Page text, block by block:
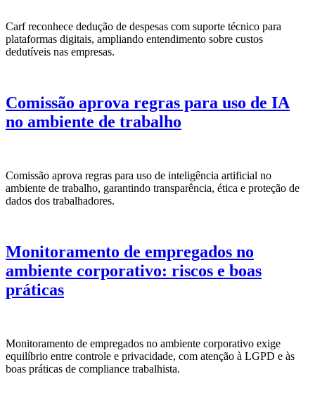
Carf reconhece dedução de despesas com suporte técnico para
plataformas digitais, ampliando entendimento sobre custos
dedutíveis nas empresas.
Comissão aprova regras para uso de IA
no ambiente de trabalho
Comissão aprova regras para uso de inteligência artificial no
ambiente de trabalho, garantindo transparência, ética e proteção de
dados dos trabalhadores.
Monitoramento de empregados no
ambiente corporativo: riscos e boas
práticas
Monitoramento de empregados no ambiente corporativo exige
equilíbrio entre controle e privacidade, com atenção à LGPD e às
boas práticas de compliance trabalhista.